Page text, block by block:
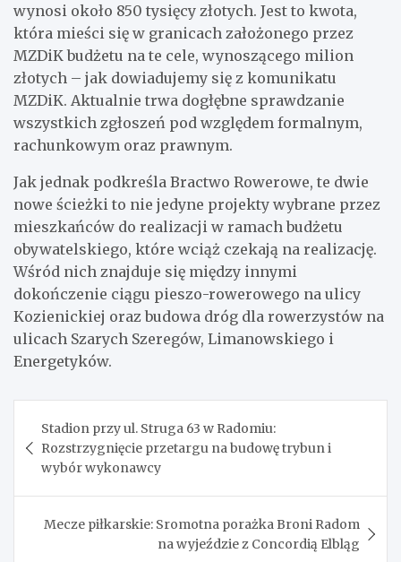
wynosi około 850 tysięcy złotych. Jest to kwota,
która mieści się w granicach założonego przez
MZDiK budżetu na te cele, wynoszącego milion
złotych – jak dowiadujemy się z komunikatu
MZDiK. Aktualnie trwa dogłębne sprawdzanie
wszystkich zgłoszeń pod względem formalnym,
rachunkowym oraz prawnym.
Jak jednak podkreśla Bractwo Rowerowe, te dwie
nowe ścieżki to nie jedyne projekty wybrane przez
mieszkańców do realizacji w ramach budżetu
obywatelskiego, które wciąż czekają na realizację.
Wśród nich znajduje się między innymi
dokończenie ciągu pieszo-rowerowego na ulicy
Kozienickiej oraz budowa dróg dla rowerzystów na
ulicach Szarych Szeregów, Limanowskiego i
Energetyków.
wpisu
Stadion przy ul. Struga 63 w Radomiu:
Rozstrzygnięcie przetargu na budowę trybun i
wybór wykonawcy
Mecze piłkarskie: Sromotna porażka Broni Radom
na wyjeździe z Concordią Elbląg